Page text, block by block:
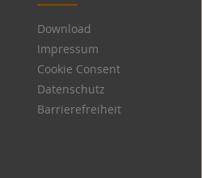
Download
Impressum
Cookie Consent
Datenschutz
Barrierefreiheit